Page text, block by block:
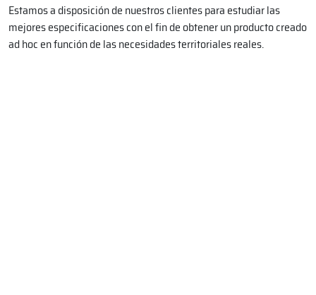
Estamos a disposición de nuestros clientes para estudiar las
mejores especificaciones con el fin de obtener un producto creado
ad hoc en función de las necesidades territoriales reales.